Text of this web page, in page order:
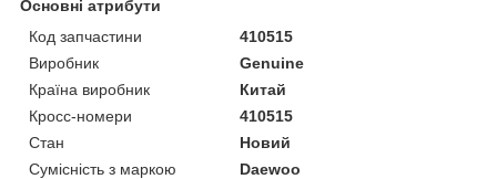
Основні атрибути
Код запчастини
410515
Виробник
Genuine
Країна виробник
Китай
Кросс-номери
410515
Стан
Новий
Сумісність з маркою
Daewoo